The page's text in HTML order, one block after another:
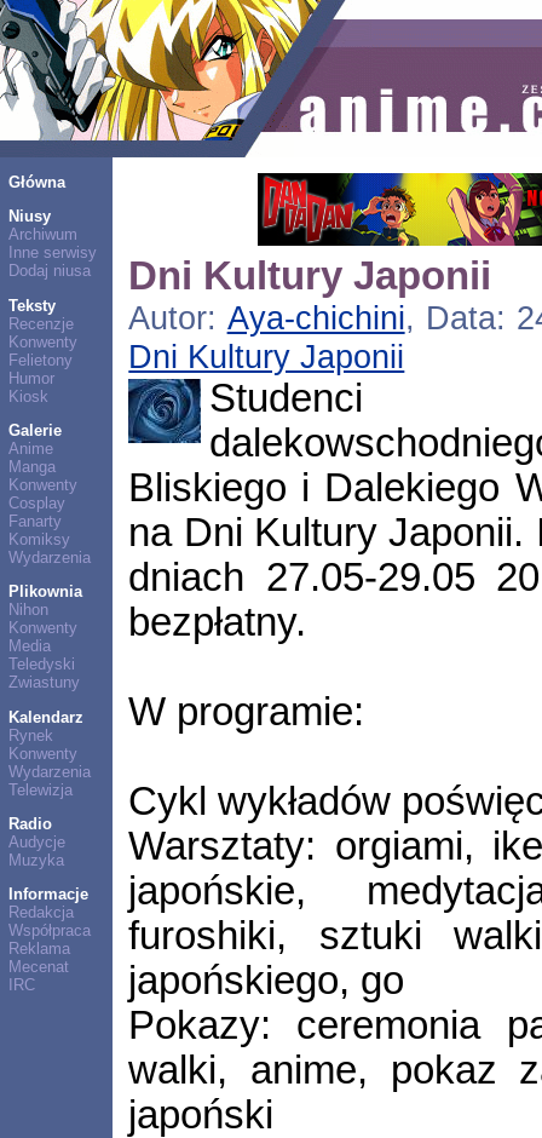
Główna
Niusy
Archiwum
Inne serwisy
Dodaj niusa
Teksty
Recenzje
Konwenty
Felietony
Humor
Kiosk
Galerie
Anime
Manga
Konwenty
Cosplay
Fanarty
Komiksy
Wydarzenia
Plikownia
Nihon
Konwenty
Media
Teledyski
Zwiastuny
Kalendarz
Rynek
Konwenty
Wydarzenia
Telewizja
Radio
Audycje
Muzyka
Informacje
Redakcja
Współpraca
Reklama
Mecenat
IRC
Dni Kultury Japonii
Autor: Aya-chichini, Data:
Dni Kultury Japonii
Studenci
Bliskiego i Dalekiego
na Dni Kultury
dniach 27.05-29.05
bezpłatny.
W programie:
Cykl wykładów
Warsztaty: orgiami,
japońskie,
furoshiki, sztuki
japońskiego, go
Pokazy: ceremonia
walki, anime, pokaz
japoński